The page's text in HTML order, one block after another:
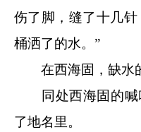
伤了脚，缝了十几
桶洒了的水。”
在西海固，缺水的
同处西海固的喊
了地名里。